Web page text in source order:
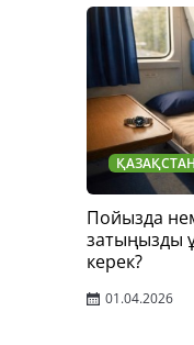
Пойызда
затыңызды
керек?
01.04.2026